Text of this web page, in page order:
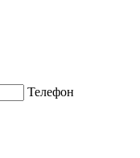
Телефон